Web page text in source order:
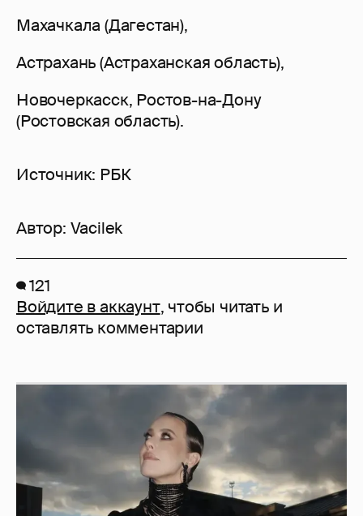
Махачкала (Дагестан),
Астрахань (Астраханская область),
Новочеркасск, Ростов-на-Дону
(Ростовская область).
Источник: РБК
Автор: Vacilek
121
Войдите в аккаунт, чтобы читать и
оставлять комментарии